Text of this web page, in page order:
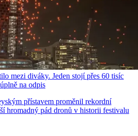
mezi diváky. Jeden stojí přes 60 tisíc
na odpis
přístavem proměnil rekordní
hromadný pád dronů v historii festivalu